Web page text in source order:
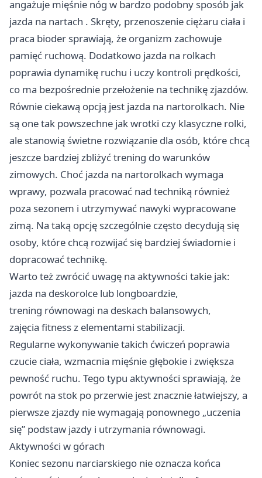
angażuje mięśnie nóg w bardzo podobny sposób jak
jazda na nartach . Skręty, przenoszenie ciężaru ciała i
praca bioder sprawiają, że organizm zachowuje
pamięć ruchową. Dodatkowo jazda na rolkach
poprawia dynamikę ruchu i uczy kontroli prędkości,
co ma bezpośrednie przełożenie na technikę zjazdów.
Równie ciekawą opcją jest jazda na nartorolkach. Nie
są one tak powszechne jak wrotki czy klasyczne rolki,
ale stanowią świetne rozwiązanie dla osób, które chcą
jeszcze bardziej zbliżyć trening do warunków
zimowych. Choć jazda na nartorolkach wymaga
wprawy, pozwala pracować nad techniką również
poza sezonem i utrzymywać nawyki wypracowane
zimą. Na taką opcję szczególnie często decydują się
osoby, które chcą rozwijać się bardziej świadomie i
dopracować technikę.
Warto też zwrócić uwagę na aktywności takie jak:
jazda na deskorolce lub longboardzie,
trening równowagi na deskach balansowych,
zajęcia fitness z elementami stabilizacji.
Regularne wykonywanie takich ćwiczeń poprawia
czucie ciała, wzmacnia mięśnie głębokie i zwiększa
pewność ruchu. Tego typu aktywności sprawiają, że
powrót na stok po przerwie jest znacznie łatwiejszy, a
pierwsze zjazdy nie wymagają ponownego „uczenia
się” podstaw jazdy i utrzymania równowagi.
Aktywności w górach
Koniec sezonu narciarskiego nie oznacza końca